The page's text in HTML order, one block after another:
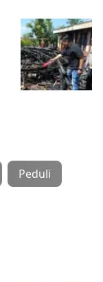
Peduli